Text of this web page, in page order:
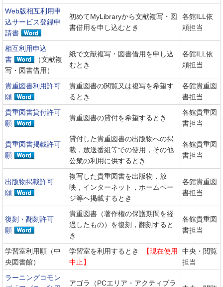
Web版相互利用申
込サービス登録申
請書
初めてMyLibraryから文献複写・図
書借用を申し込むとき
各館ILL依
頼担当
相互利用申込
書
（文献複
写・図書借用）
紙で文献複写・図書借用を申し込
むとき
各館ILL依
頼担当
貴重図書利用許可
願
貴重図書の閲覧又は複写を希望す
るとき
各館貴重図
書担当
貴重図書貸付許可
願
貴重図書の貸付を希望するとき
各館貴重図
書担当
貴重図書掲載許可
願
貸付した貴重図書の出版物への掲
載，放送番組等での使用，その他
公衆の利用に供するとき
各館貴重図
書担当
出版物掲載許可
願
複写した貴重図書を出版物，放
映，インターネット，ホームペー
ジ等へ掲載するとき
各館貴重図
書担当
復刻・翻刻許可
願
貴重図書（著作権の保護期間を経
過したもの）を復刻，翻刻すると
き
各館貴重図
書担当
学習室利用願（中
央図書館）
学習室を利用するとき
【現在使用
中止】
中央・閲覧
担当
ラーニングコモン
アゴラ（PCエリア・アクティブラ